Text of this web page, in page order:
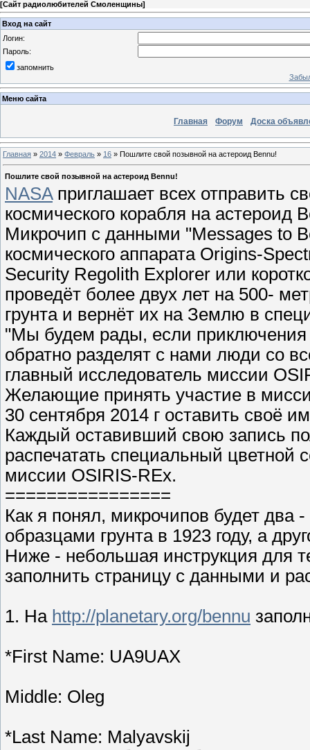
[Сайт радиолюбителей Смоленщины]
Вход на сайт
Логин:
Пароль:
запомнить
Меню сайта
Главная Форум Доска
Главная » 2014 » Февраль » 16 » Пошлите свой позывной на астероид Bennu!
Пошлите свой позывной на астероид Bennu!
NASAприглашает всех отправить
космического корабля на астероид
Микрочип с данными "Messages to
космического аппарата Origins-
Security Regolith Explorer или
проведёт более двух лет на 500-
грунта и вернёт их на Землю в
"Мы будем рады, если приключения
обратно разделят с нами люди со
главный исследователь миссии
Желающие принять участие в
30 сентября 2014 г оставить своё
Каждый оставивший свою запись
распечатать специальный цветной
миссии OSIRIS-REx.
================
Как я понял, микрочипов будет два
образцами грунта в 1923 году, а
Ниже - небольшая инструкция для
заполнить страницу с данными и
1. На http://planetary.org/bennu
*First Name: UA9UAX
Middle: Oleg
*Last Name: Malyavskij